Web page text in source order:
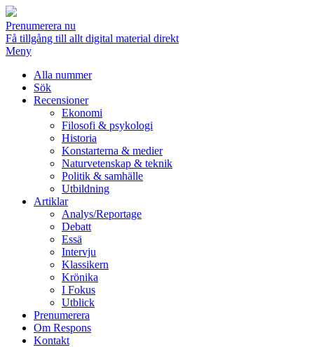
Prenumerera nu
Få tillgång till allt digital material direkt
Meny
Alla nummer
Sök
Recensioner
Ekonomi
Filosofi & psykologi
Historia
Konstarterna & medier
Naturvetenskap & teknik
Politik & samhälle
Utbildning
Artiklar
Analys/Reportage
Debatt
Essä
Intervju
Klassikern
Krönika
I Fokus
Utblick
Prenumerera
Om Respons
Kontakt